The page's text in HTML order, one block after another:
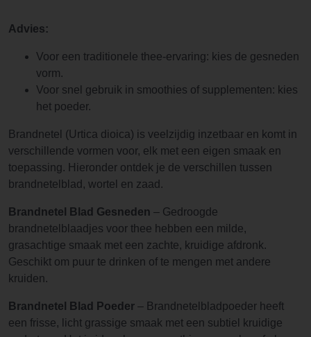
Advies:
Voor een traditionele thee-ervaring: kies de gesneden
vorm.
Voor snel gebruik in smoothies of supplementen: kies
het poeder.
Brandnetel (Urtica dioica) is veelzijdig inzetbaar en komt in
verschillende vormen voor, elk met een eigen smaak en
toepassing. Hieronder ontdek je de verschillen tussen
brandnetelblad, wortel en zaad.
Brandnetel Blad Gesneden – Gedroogde
brandnetelblaadjes voor thee hebben een milde,
grasachtige smaak met een zachte, kruidige afdronk.
Geschikt om puur te drinken of te mengen met andere
kruiden.
Brandnetel Blad Poeder – Brandnetelbladpoeder heeft
een frisse, licht grassige smaak met een subtiel kruidige